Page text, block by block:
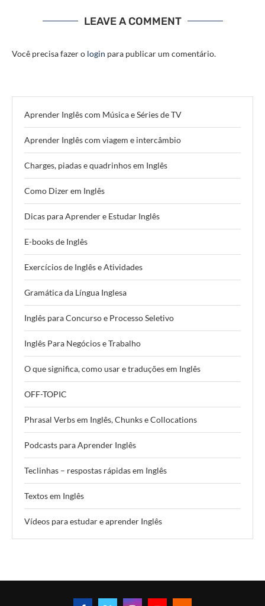
LEAVE A COMMENT
Você precisa fazer o login para publicar um comentário.
Aprender Inglês com Música e Séries de TV
Aprender Inglês com viagem e intercâmbio
Charges, piadas e quadrinhos em Inglês
Como Dizer em Inglês
Dicas para Aprender e Estudar Inglês
E-books de Inglês
Exercícios de Inglês e Atividades
Gramática da Língua Inglesa
Inglês para Concurso e Processo Seletivo
Inglês Para Negócios e Trabalho
O que significa, como usar e traduções em Inglês
OFF-TOPIC
Phrasal Verbs em Inglês, Chunks e Collocations
Podcasts para Aprender Inglês
Teclinhas – respostas rápidas em Inglês
Textos em Inglês
Vídeos para estudar e aprender Inglês